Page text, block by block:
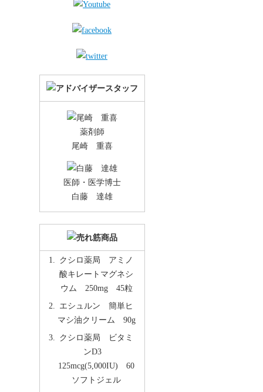
薬剤師
尾崎 重喜
医師・医学博士
白藤 達雄
クシロ薬局 アミノ
酸キレートマグネシ
ウム 250mg 45粒
エシュルン 簡単ヒ
マシ油クリーム 90g
クシロ薬局 ビタミ
ンD3
125mcg(5,000IU) 60
ソフトジェル